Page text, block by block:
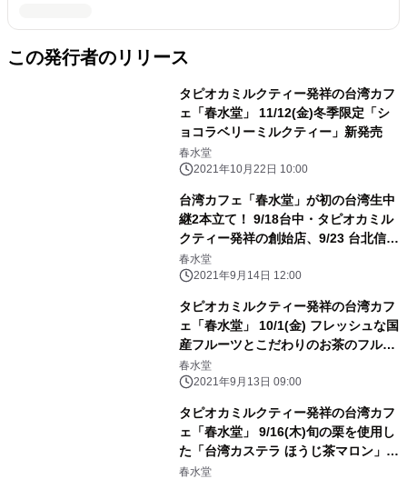
この発行者のリリース
タピオカミルクティー発祥の台湾カフ
ェ「春水堂」 11/12(金)冬季限定「シ
ョコラベリーミルクティー」新発売
春水堂
2021年10月22日 10:00
台湾カフェ「春水堂」が初の台湾生中
継2本立て！ 9/18台中・タピオカミル
クティー発祥の創始店、9/23 台北信義
店に現地ガイドが潜入
春水堂
2021年9月14日 12:00
タピオカミルクティー発祥の台湾カフ
ェ「春水堂」 10/1(金) フレッシュな国
産フルーツとこだわりのお茶のフルー
ツティー第3弾「果肉茶 梨鉄観音」
春水堂
2021年9月13日 09:00
タピオカミルクティー発祥の台湾カフ
ェ「春水堂」 9/16(木)旬の栗を使用し
た「台湾カステラ ほうじ茶マロン」期
間限定新発売
春水堂